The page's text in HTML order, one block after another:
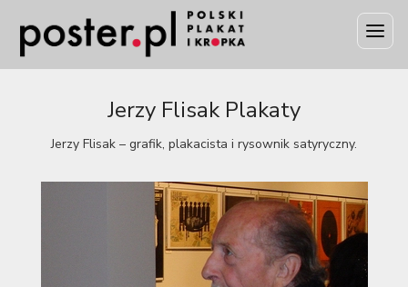
Jerzy Flisak Plakaty
Jerzy Flisak – grafik, plakacista i rysownik satyryczny.